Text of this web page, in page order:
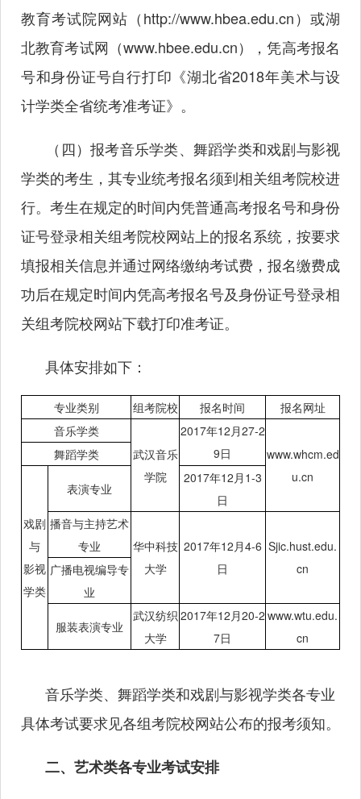
教育考试院网站（http://www.hbea.edu.cn）或湖
北教育考试网（www.hbee.edu.cn），凭高考报名
号和身份证号自行打印《湖北省2018年美术与设
计学类全省统考准考证》。
（四）报考音乐学类、舞蹈学类和戏剧与影视
学类的考生，其专业统考报名须到相关组考院校进
行。考生在规定的时间内凭普通高考报名号和身份
证号登录相关组考院校网站上的报名系统，按要求
填报相关信息并通过网络缴纳考试费，报名缴费成
功后在规定时间内凭高考报名号及身份证号登录相
关组考院校网站下载打印准考证。
具体安排如下：
专业类别 组考院校 报名时间
报名网址
音乐学类
武汉音乐
学院
2017年12月27-2
9日
www.whcm.ed
u.cn
舞蹈学类
戏剧
与
影视
学类
表演专业
2017年12月1-3
日
播音与主持艺术
专业
华中科技
大学
2017年12月4-6
日
Sjic.hust.edu.
cn
广播电视编导专
业
服装表演专业
武汉纺织
大学
2017年12月20-2
7日
www.wtu.edu.
cn
音乐学类、舞蹈学类和戏剧与影视学类各专业
具体考试要求见各组考院校网站公布的报考须知。
二、艺术类各专业考试安排